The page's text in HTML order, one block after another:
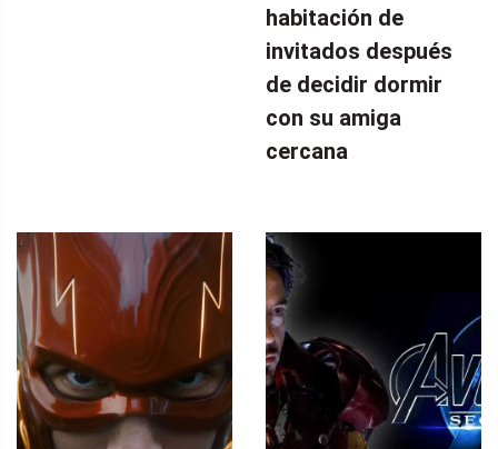
habitación de
invitados después
de decidir dormir
con su amiga
cercana